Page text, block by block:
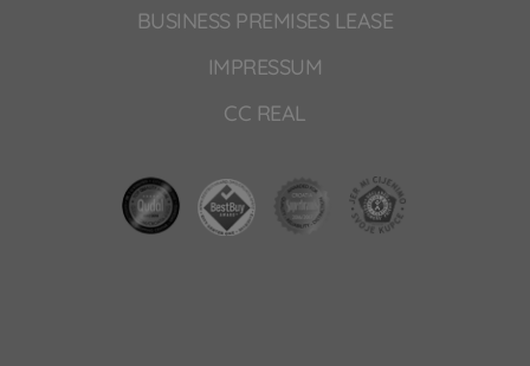
BUSINESS PREMISES LEASE
IMPRESSUM
CC REAL